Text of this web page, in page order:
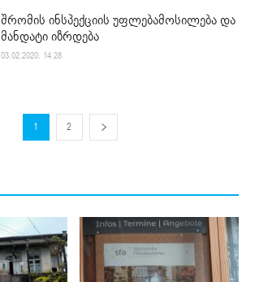
შრომის ინსპექციის უფლებამოსილება და
მანდატი იზრდება
03.02.2020. 14:28
1 2